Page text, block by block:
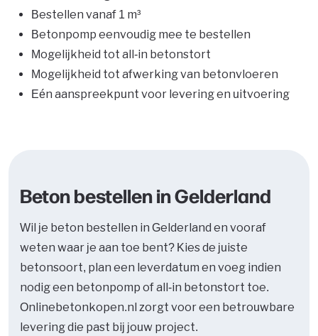
Bestellen vanaf 1 m³
Betonpomp eenvoudig mee te bestellen
Mogelijkheid tot all-in betonstort
Mogelijkheid tot afwerking van betonvloeren
Eén aanspreekpunt voor levering en uitvoering
Beton bestellen in Gelderland
Wil je beton bestellen in Gelderland en vooraf
weten waar je aan toe bent? Kies de juiste
betonsoort, plan een leverdatum en voeg indien
nodig een betonpomp of all-in betonstort toe.
Onlinebetonkopen.nl zorgt voor een betrouwbare
levering die past bij jouw project.